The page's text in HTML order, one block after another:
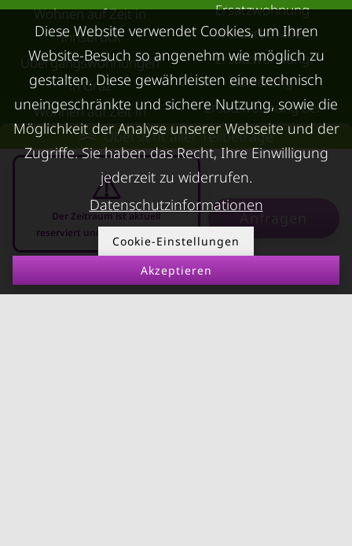
Übersicht aller Teilbeträge
Der Zeitraum ist aktuell
reserviert und nicht anfragbar
-
Anfragen
Wohnen auf Zeit in
Innsbruck
Übergangswohnungen
in Graz
Wohnen auf Zeit in
Villach
Wohnen auf Zeit in Wels
Kurzzeitmiete Klagenfurt
Wohnen auf Zeit
Dornbirn
Kurzzeitmiete
Deutschland
Ersatzwohnung
Wasserschaden
Ersatzwohnung
Sanierung
Ersatzwohnung bei
Schimmel
Trennungswohnung
Filmförderung
Österreich
Diese Website verwendet Cookies, um Ihren
Website-Besuch so angenehm wie möglich zu
gestalten. Diese gewährleisten eine technisch
uneingeschränkte und sichere Nutzung, sowie die
Möglichkeit der Analyse unserer Webseite und der
Zugriffe. Sie haben das Recht, Ihre Einwilligung
jederzeit zu widerrufen.
Datenschutzinformationen
Cookie-Einstellungen
Akzeptieren